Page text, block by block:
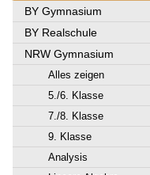
BY Gymnasium
BY Realschule
NRW Gymnasium
Alles zeigen
5./6. Klasse
7./8. Klasse
9. Klasse
Analysis